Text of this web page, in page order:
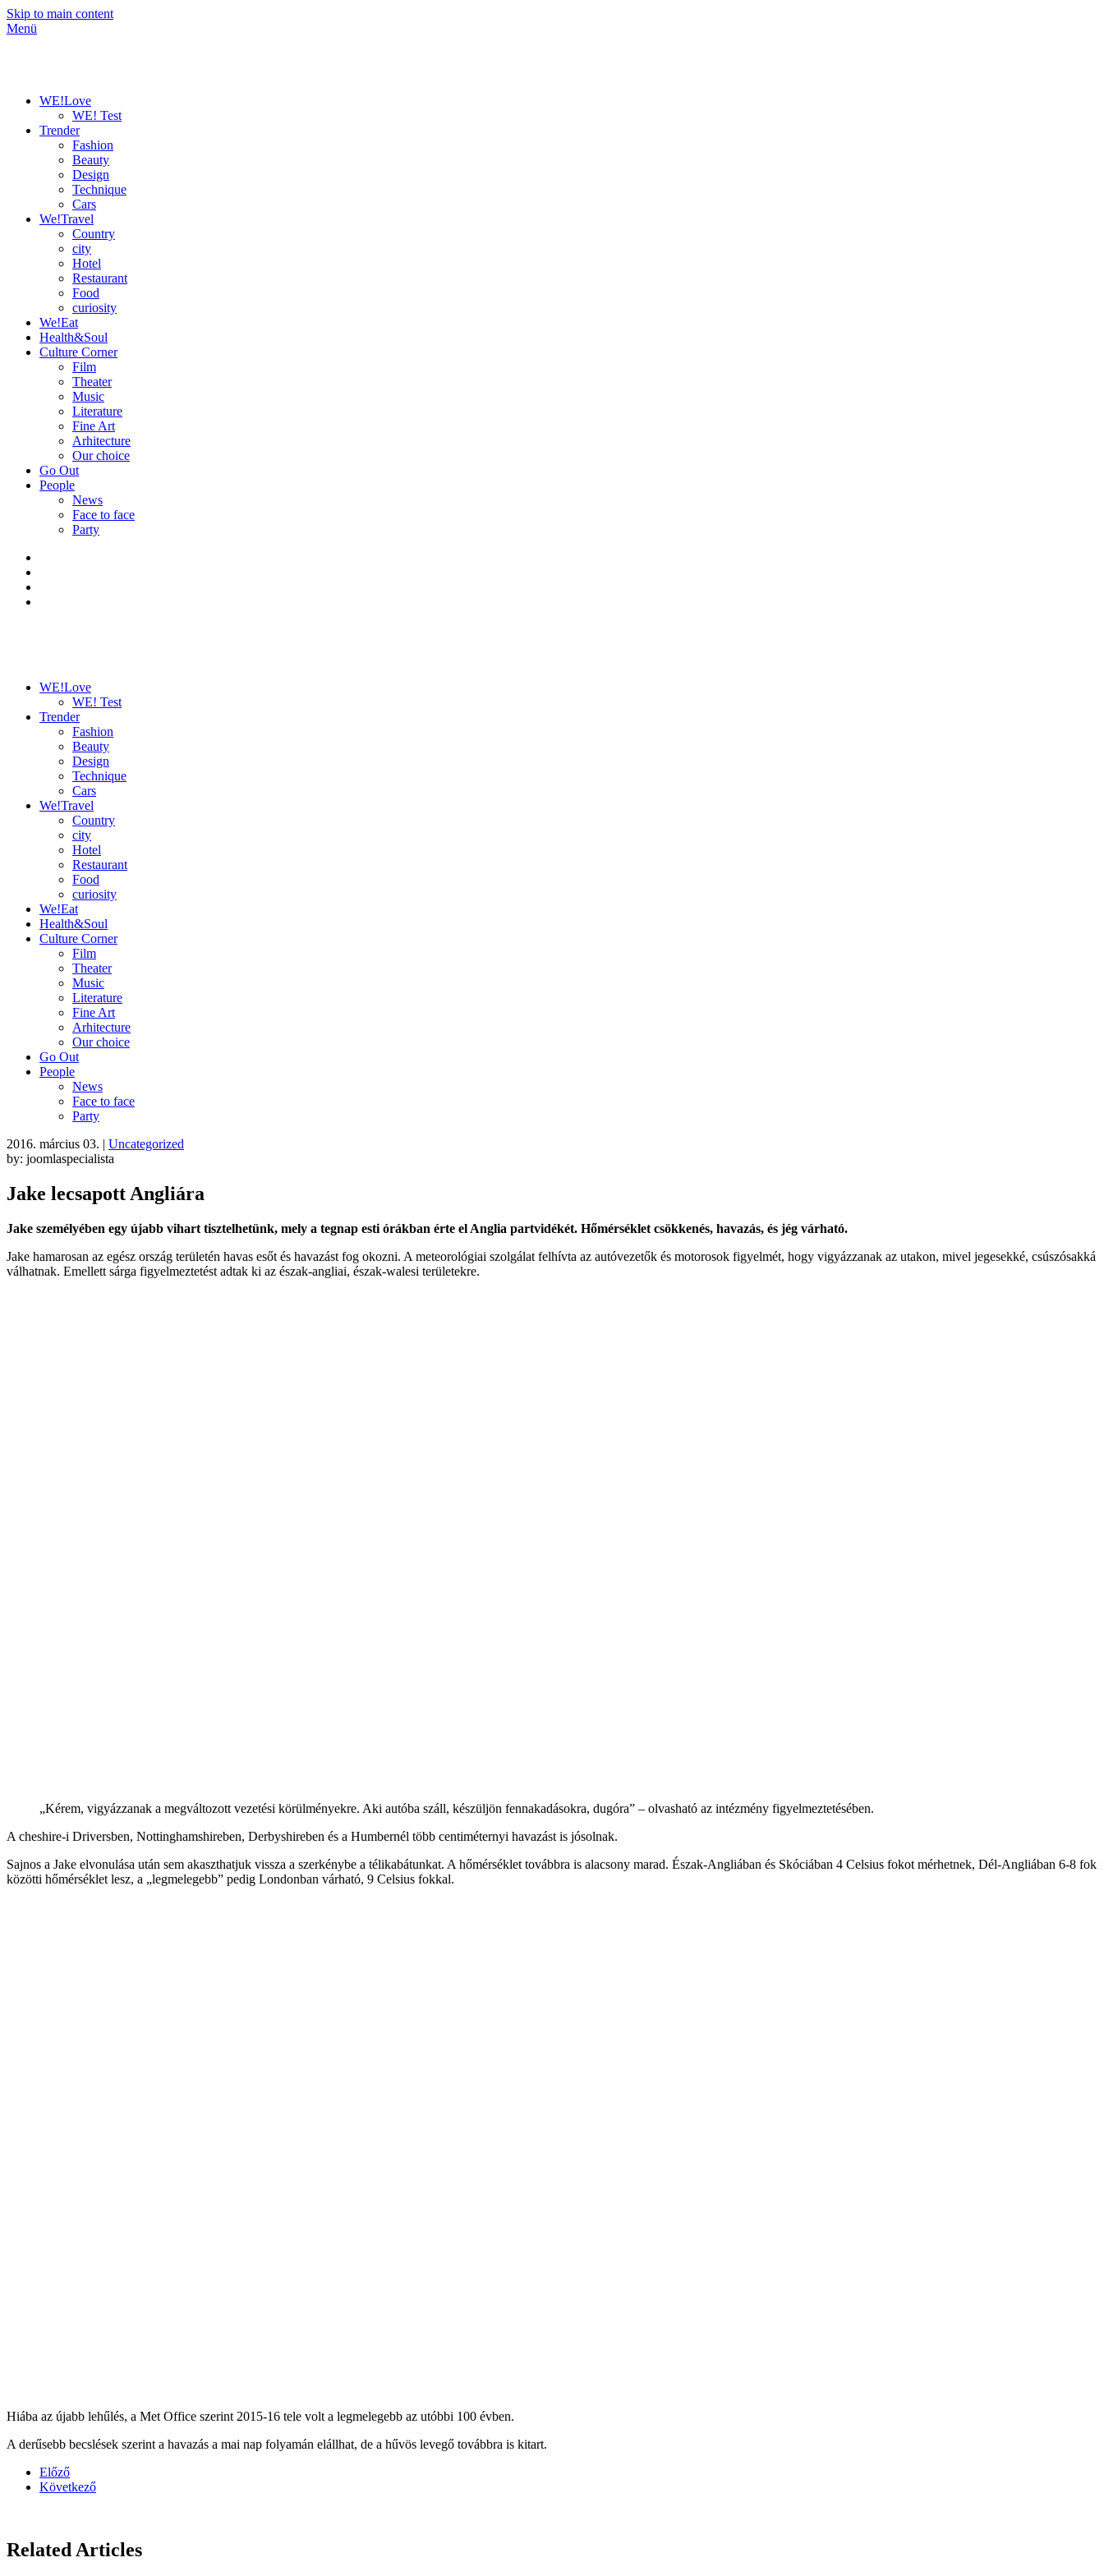
Skip to main content
Menü
WE!Love
WE! Test
Trender
Fashion
Beauty
Design
Technique
Cars
We!Travel
Country
city
Hotel
Restaurant
Food
curiosity
We!Eat
Health&Soul
Culture Corner
Film
Theater
Music
Literature
Fine Art
Arhitecture
Our choice
Go Out
People
News
Face to face
Party
WE!Love
WE! Test
Trender
Fashion
Beauty
Design
Technique
Cars
We!Travel
Country
city
Hotel
Restaurant
Food
curiosity
We!Eat
Health&Soul
Culture Corner
Film
Theater
Music
Literature
Fine Art
Arhitecture
Our choice
Go Out
People
News
Face to face
Party
2016. március 03. | Uncategorized
by: joomlaspecialista
Jake lecsapott Angliára
Jake személyében egy újabb vihart tisztelhetünk, mely a tegnap esti órákban érte el Anglia partvidékét. Hőmérséklet csökkenés, havazás, és jég várható.
Jake hamarosan az egész ország területén havas esőt és havazást fog okozni. A meteorológiai szolgálat felhívta az autóvezetők és motorosok figyelmét, hogy vigyázzanak az utakon, mivel jegesekké, csúszósakká
válhatnak. Emellett sárga figyelmeztetést adtak ki az észak-angliai, észak-walesi területekre.
„Kérem, vigyázzanak a megváltozott vezetési körülményekre. Aki autóba száll, készüljön fennakadásokra, dugóra” – olvasható az intézmény figyelmeztetésében.
A cheshire-i Driversben, Nottinghamshireben, Derbyshireben és a Humbernél több centiméternyi havazást is jósolnak.
Sajnos a Jake elvonulása után sem akaszthatjuk vissza a szerkénybe a télikabátunkat. A hőmérséklet továbbra is alacsony marad. Észak-Angliában és Skóciában 4 Celsius fokot mérhetnek, Dél-Angliában 6-8 fok
közötti hőmérséklet lesz, a „legmelegebb” pedig Londonban várható, 9 Celsius fokkal.
Hiába az újabb lehűlés, a Met Office szerint 2015-16 tele volt a legmelegebb az utóbbi 100 évben.
A derűsebb becslések szerint a havazás a mai nap folyamán elállhat, de a hűvös levegő továbbra is kitart.
Előző
Következő
Related Articles